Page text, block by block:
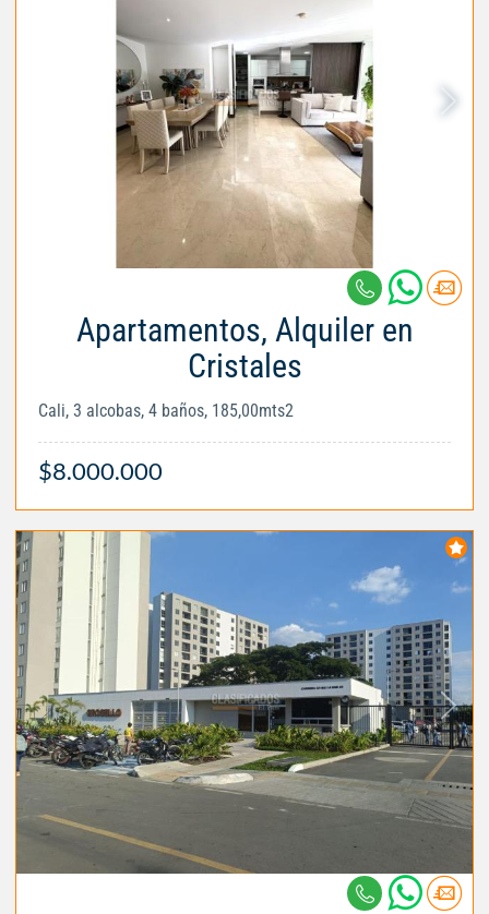
Apartamentos, Alquiler en
Cristales
Cali, 3 alcobas, 4 baños, 185,00mts2
$8.000.000